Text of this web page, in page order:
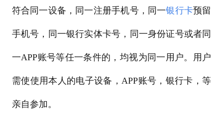
符合同一设备，同一注册手机号，同一银行卡预留
手机号，同一银行实体卡号，同一身份证号或者同
一APP账号等任一条件的，均视为同一用户。用户
需使使用本人的电子设备，APP账号，银行卡，等
亲自参加。